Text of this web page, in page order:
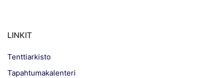
LINKIT
Tenttiarkisto
Tapahtumakalenteri